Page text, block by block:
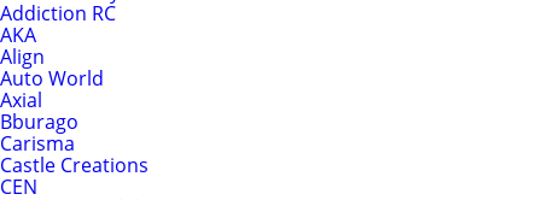
Addiction RC
AKA
Align
Auto World
Axial
Bburago
Carisma
Castle Creations
CEN